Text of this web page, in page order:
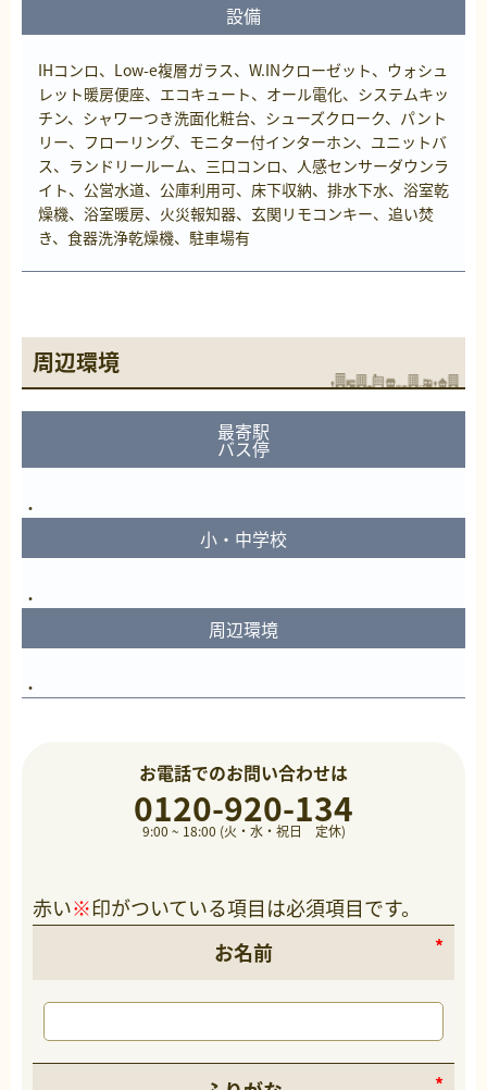
設備
IHコンロ、Low-e複層ガラス、W.INクローゼット、ウォシュ
レット暖房便座、エコキュート、オール電化、システムキッ
チン、シャワーつき洗面化粧台、シューズクローク、パント
リー、フローリング、モニター付インターホン、ユニットバ
ス、ランドリールーム、三口コンロ、人感センサーダウンラ
イト、公営水道、公庫利用可、床下収納、排水下水、浴室乾
燥機、浴室暖房、火災報知器、玄関リモコンキー、追い焚
き、食器洗浄乾燥機、駐車場有
周辺環境
最寄駅
バス停
小・中学校
周辺環境
お電話でのお問い合わせは
0120-920-134
9:00 ~ 18:00 (火・水・祝日 定休)
赤い※印がついている項目は必須項目です。
お名前